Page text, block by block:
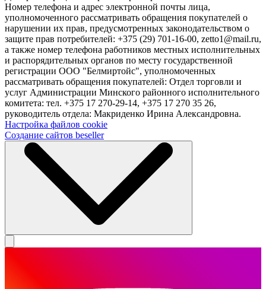
Номер телефона и адрес электронной почты лица,
уполномоченного рассматривать обращения покупателей о
нарушении их прав, предусмотренных законодательством о
защите прав потребителей: +375 (29) 701-16-00, zetto1@mail.ru,
а также номер телефона работников местных исполнительных
и распорядительных органов по месту государственной
регистрации ООО "Белмиртойс", уполномоченных
рассматривать обращения покупателей: Отдел торговли и
услуг Администрации Минского районного исполнительного
комитета: тел. +375 17 270-29-14, +375 17 270 35 26,
руководитель отдела: Макриденко Ирина Александровна.
Настройка файлов cookie
Создание сайтов beseller